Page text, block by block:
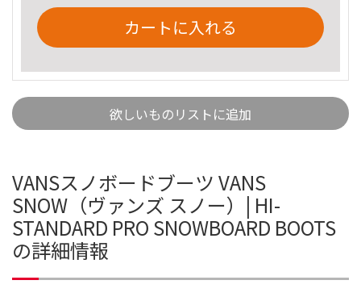
カートに入れる
欲しいものリストに追加
VANSスノボードブーツ VANS
SNOW（ヴァンズ スノー）| HI-
STANDARD PRO SNOWBOARD BOOTS
の詳細情報